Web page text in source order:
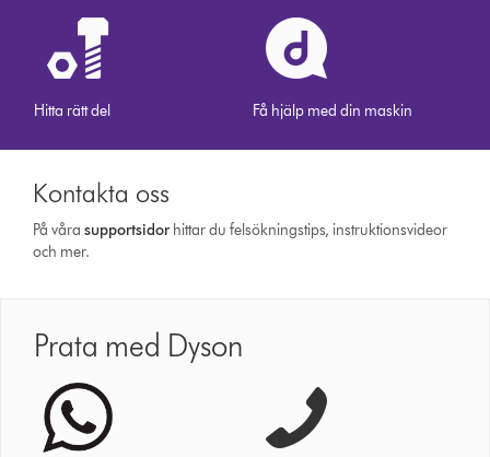
Hitta rätt del Få hjälp med din maskin
Kontakta oss
På vårasupport­sidor hittar du felsökningstips, instruktionsvideor
och mer.
Prata med Dyson